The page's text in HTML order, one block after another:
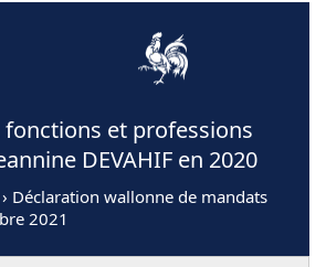
fonctions et professions
DEVAHIF en 2020
Déclaration wallonne de mandats
2021